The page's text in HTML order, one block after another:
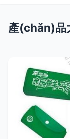
產(chǎn)品